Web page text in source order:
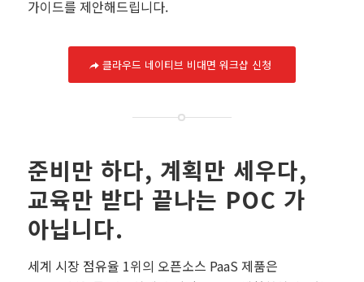
가이드를 제안해드립니다.
클라우드 네이티브 비대면 워크샵 신청
준비만 하다, 계획만 세우다,
교육만 받다 끝나는 POC 가
아닙니다.
세계 시장 점유율 1위의 오픈소스 PaaS 제품은